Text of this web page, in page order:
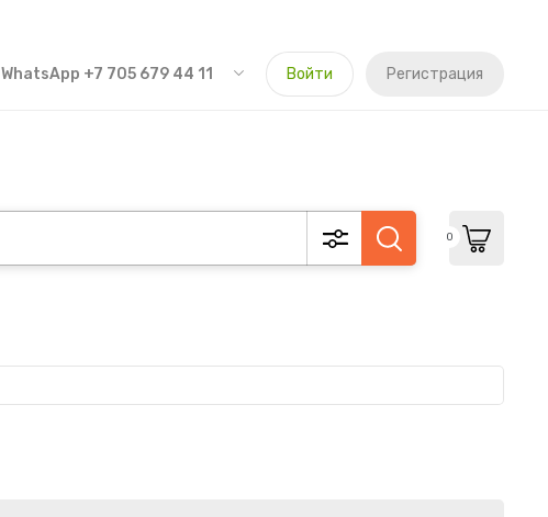
WhatsApp +7 705 679 44 11 Войти Регистрация
0